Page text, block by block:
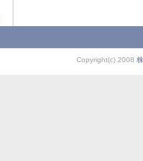
Copyright(c) 2008